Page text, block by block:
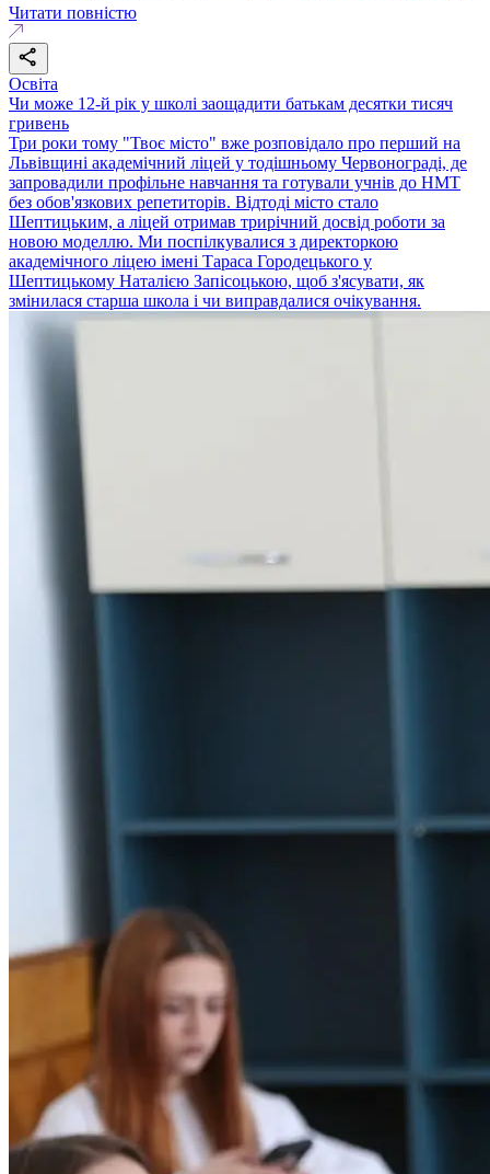
Читати повністю
Освіта
Чи може 12-й рік у школі заощадити батькам десятки тисяч
гривень
Три роки тому "Твоє місто" вже розповідало про перший на
Львівщині академічний ліцей у тодішньому Червонограді, де
запровадили профільне навчання та готували учнів до НМТ
без обов'язкових репетиторів. Відтоді місто стало
Шептицьким, а ліцей отримав трирічний досвід роботи за
новою моделлю. Ми поспілкувалися з директоркою
академічного ліцею імені Тараса Городецького у
Шептицькому Наталією Запісоцькою, щоб з'ясувати, як
змінилася старша школа і чи виправдалися очікування.